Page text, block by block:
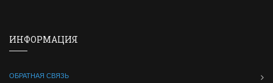
ИНФОРМАЦИЯ
ОБРАТНАЯ СВЯЗЬ